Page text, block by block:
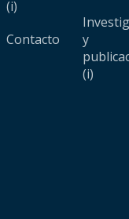
(i)
Contacto
y
(i)